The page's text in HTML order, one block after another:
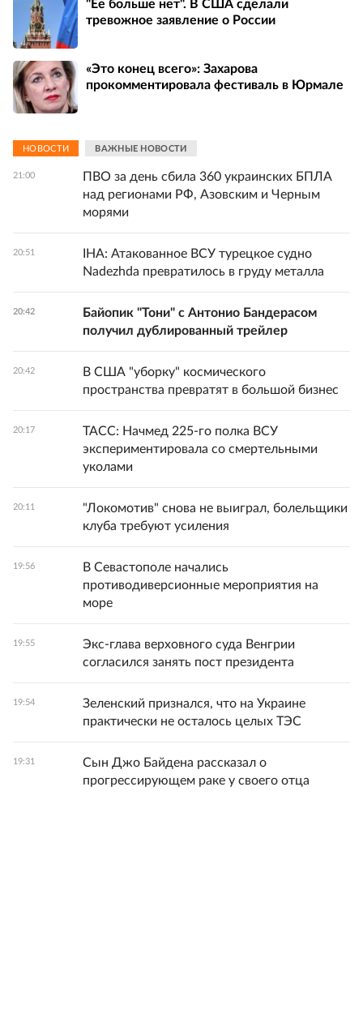
"Ее больше нет". В США сделали
тревожное заявление о России
«Это конец всего»: Захарова
прокомментировала фестиваль в Юрмале
НОВОСТИ ВАЖНЫЕ НОВОСТИ
21:00
ПВО за день сбила 360 украинских БПЛА
над регионами РФ, Азовским и Черным
морями
20:51
IHA: Атакованное ВСУ турецкое судно
Nadezhda превратилось в груду металла
20:42
Байопик "Тони" с Антонио Бандерасом
получил дублированный трейлер
20:42
В США "уборку" космического
пространства превратят в большой бизнес
20:17
ТАСС: Начмед 225-го полка ВСУ
экспериментировала со смертельными
уколами
20:11
"Локомотив" снова не выиграл, болельщики
клуба требуют усиления
19:56
В Севастополе начались
противодиверсионные мероприятия на
море
19:55
Экс-глава верховного суда Венгрии
согласился занять пост президента
19:54
Зеленский признался, что на Украине
практически не осталось целых ТЭС
19:31
Сын Джо Байдена рассказал о
прогрессирующем раке у своего отца